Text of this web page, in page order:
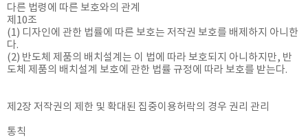
다른 법령에 따른 보호와의 관계
제10조
(1) 디자인에 관한 법률에 따른 보호는 저작권 보호를 배제하지 아니한
다.
(2) 반도체 제품의 배치설계는 이 법에 따라 보호되지 아니하지만, 반
도체 제품의 배치설계 보호에 관한 법률 규정에 따라 보호를 받는다.
제2장 저작권의 제한 및 확대된 집중이용허락의 경우 권리 관리
통칙